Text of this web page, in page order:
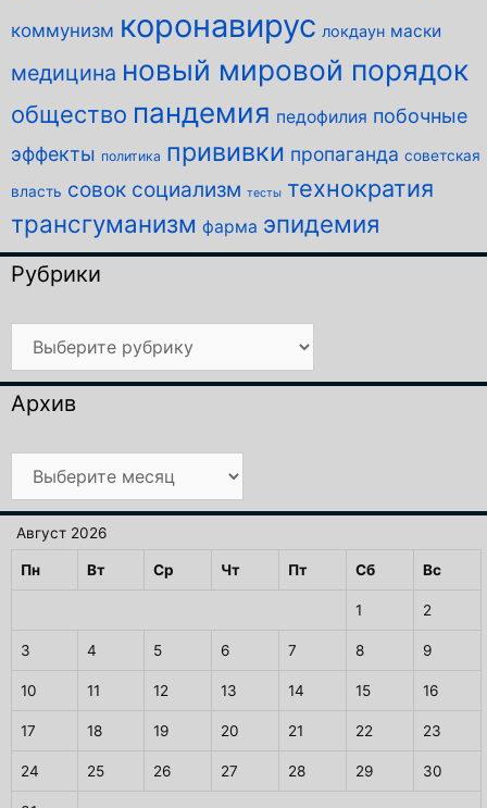
коммунизм коронавирус локдаун маски
медицина новый мировой порядок
общество пандемия педофилия побочные
эффекты политика прививки пропаганда советская
власть совок социализм тесты технократия
трансгуманизм фарма эпидемия
Рубрики
Рубрики
Архив
Архив
Август 2026
Пн Вт Ср Чт Пт Сб Вс
1 2
3 4 5 6 7 8 9
10 11 12 13 14 15 16
17 18 19 20 21 22 23
24 25 26 27 28 29 30